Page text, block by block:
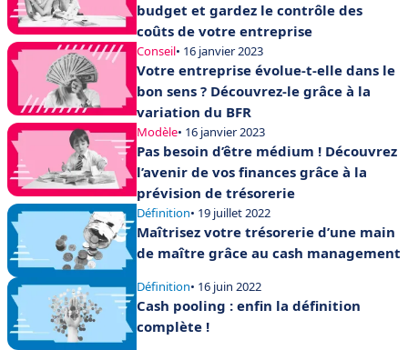
budget et gardez le contrôle des
coûts de votre entreprise
Conseil• 16 janvier 2023
Votre entreprise évolue-t-elle dans le
bon sens ? Découvrez-le grâce à la
variation du BFR
Modèle• 16 janvier 2023
Pas besoin d’être médium ! Découvrez
l’avenir de vos finances grâce à la
prévision de trésorerie
Définition• 19 juillet 2022
Maîtrisez votre trésorerie d’une main
de maître grâce au cash management
Définition• 16 juin 2022
Cash pooling : enfin la définition
complète !